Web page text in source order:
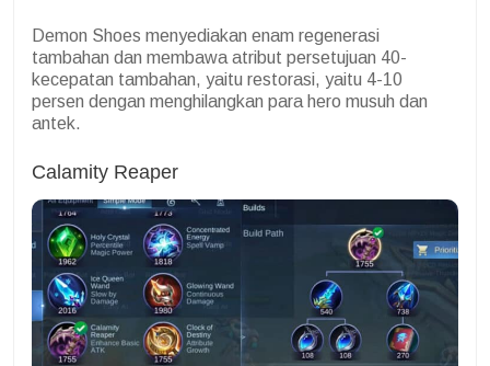
Demon Shoes menyediakan enam regenerasi
tambahan dan membawa atribut persetujuan 40-
kecepatan tambahan, yaitu restorasi, yaitu 4-10
persen dengan menghilangkan para hero musuh dan
antek.
Calamity Reaper